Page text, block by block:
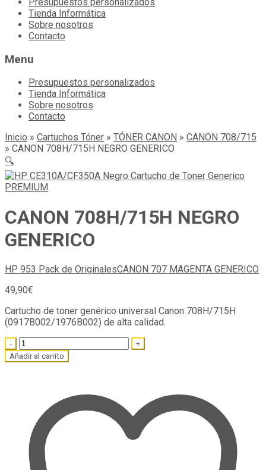
content
Tienda Informática
Sobre nosotros
Contacto
Menu
Presupuestos personalizados
Tienda Informática
Sobre nosotros
Contacto
Inicio » Cartuchos Tóner » TÓNER CANON » CANON 708/715
» CANON 708H/715H NEGRO GENERICO
🔍
CANON 708H/715H NEGRO
GENERICO
HP 953 Pack de OriginalesCANON 707 MAGENTA GENERICO
49,90€
Cartucho de toner genérico universal Canon 708H/715H
(0917B002/1976B002) de alta calidad.
Quantity
Añadir al carrito